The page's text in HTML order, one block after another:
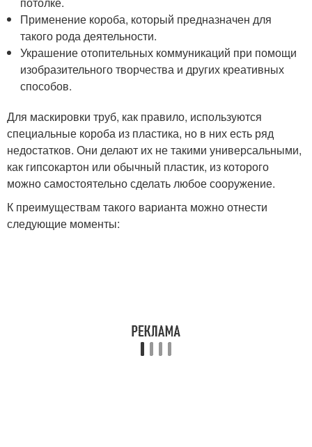
Применение короба, который предназначен для
такого рода деятельности.
Украшение отопительных коммуникаций при помощи
изобразительного творчества и других креативных
способов.
Для маскировки труб, как правило, используются
специальные короба из пластика, но в них есть ряд
недостатков. Они делают их не такими универсальными,
как гипсокартон или обычный пластик, из которого
можно самостоятельно сделать любое сооружение.
К преимуществам такого варианта можно отнести
следующие моменты: